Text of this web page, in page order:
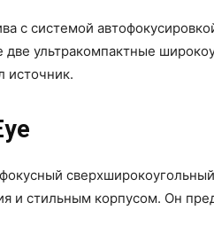
с системой
ультракомпактные
источник.
и стильным корпусом. Он